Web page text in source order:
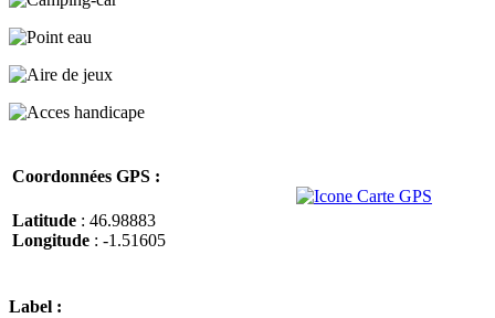
Coordonnées GPS :
Latitude : 46.98883
Longitude : -1.51605
Label :